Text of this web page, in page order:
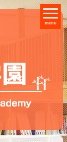
menu